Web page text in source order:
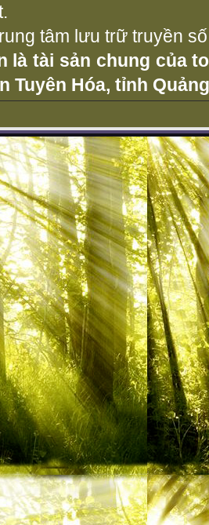
tâm lưu trữ truyền
là tài sản chung của
Tuyên Hóa, tỉnh